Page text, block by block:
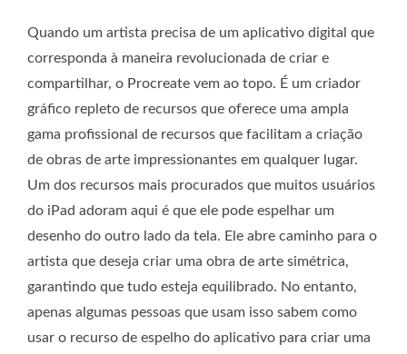
Quando um artista precisa de um aplicativo digital que
corresponda à maneira revolucionada de criar e
compartilhar, o Procreate vem ao topo. É um criador
gráfico repleto de recursos que oferece uma ampla
gama profissional de recursos que facilitam a criação
de obras de arte impressionantes em qualquer lugar.
Um dos recursos mais procurados que muitos usuários
do iPad adoram aqui é que ele pode espelhar um
desenho do outro lado da tela. Ele abre caminho para o
artista que deseja criar uma obra de arte simétrica,
garantindo que tudo esteja equilibrado. No entanto,
apenas algumas pessoas que usam isso sabem como
usar o recurso de espelho do aplicativo para criar uma